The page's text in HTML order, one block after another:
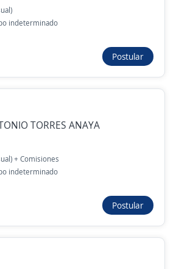
Comercial
IUS Asesores
Comercial
indeterminado
Postular
TORRES ANAYA
+ Comisiones
indeterminado
Postular